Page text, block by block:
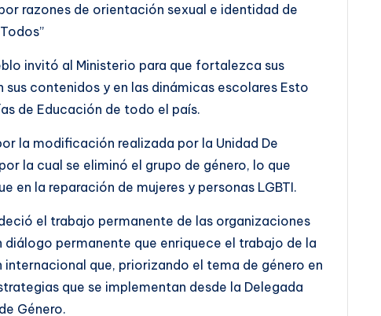
razones de orientación sexual e identidad de
invitó al Ministerio para que fortalezca sus
contenidos y en las dinámicas escolares Esto
de Educación de todo el país.
la modificación realizada por la Unidad De
la cual se eliminó el grupo de género, lo que
en la reparación de mujeres y personas LGBTI.
el trabajo permanente de las organizaciones
permanente que enriquece el trabajo de la
que, priorizando el tema de género en
que se implementan desde la Delegada
Género.